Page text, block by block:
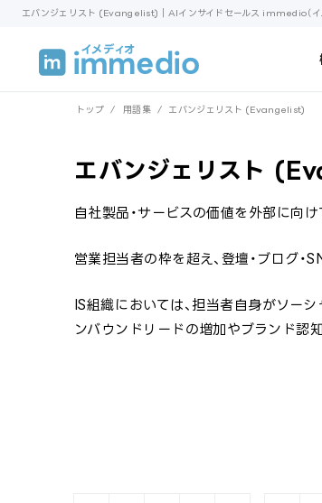
エバンジェリスト (Evangelist)｜AIインサイドセールス immedio（イ
トップ / 用語集 / エバンジェリスト (Evangelist)
エバンジェリスト
自社製品・サービスの価値を外部に向
営業担当者の枠を超え、登壇・ブログ・
IS組織においては、担当者自身がソー
ンバウンドリードの増加やブランド認